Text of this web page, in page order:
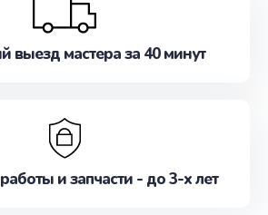
выезд мастера за 40 минут
и запчасти - до 3-х лет